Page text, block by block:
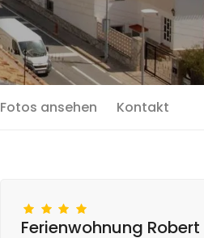
Fotos ansehen Kontakt
Ferienwohnung Robert